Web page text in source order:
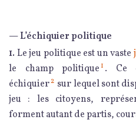
— L’échiquier politique
1. Le jeu politique est un vaste
le champ politique 1 . Ce
échiquier2 sur lequel sont
jeu : les citoyens,
forment autant de partis,